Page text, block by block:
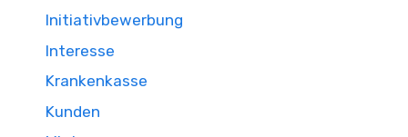
Initiativbewerbung
Interesse
Krankenkasse
Kunden